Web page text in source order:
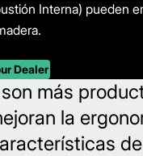
Interna) pueden
Dealer
más
la